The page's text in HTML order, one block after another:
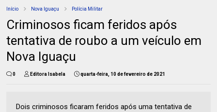
Início Nova Iguaçu Polícia Militar
Criminosos ficam feridos após
tentativa de roubo a um veículo em
Nova Iguaçu
0 Editora Isabela quarta-feira, 10 de fevereiro de 2021
Dois criminosos ficaram feridos após uma tentativa de